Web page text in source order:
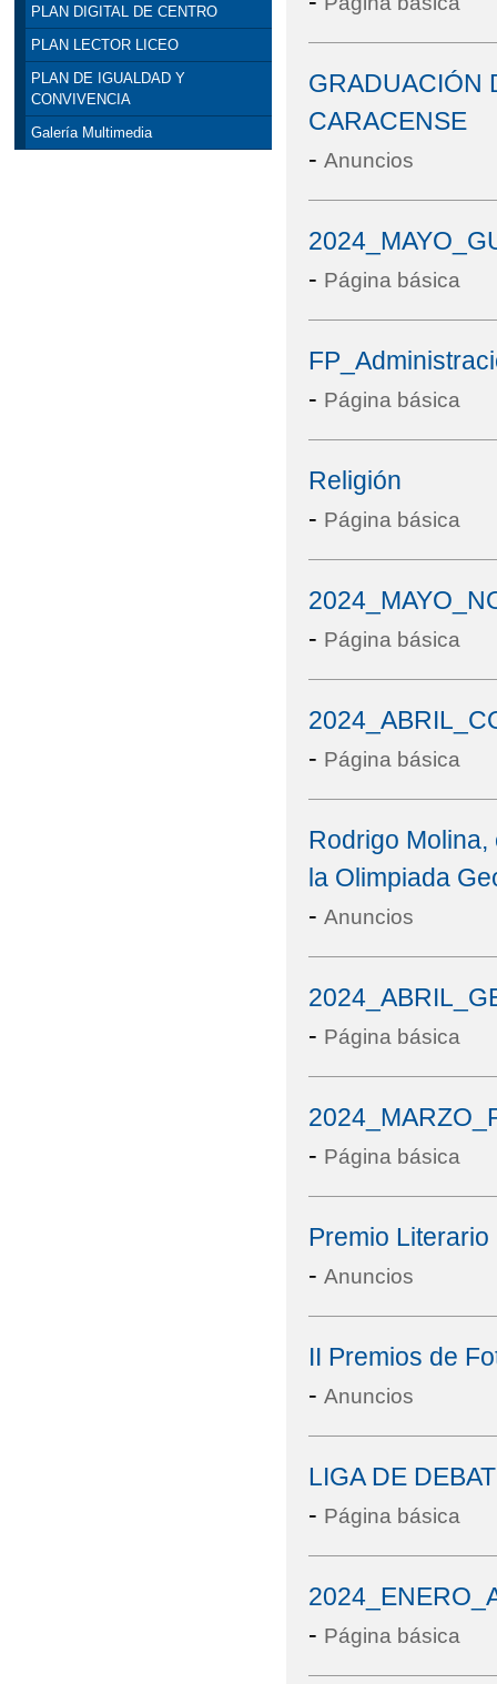
PLAN DIGITAL DE CENTRO
PLAN LECTOR LICEO
PLAN DE IGUALDAD Y
CONVIVENCIA
Galería Multimedia
GRADUACIÓN
CARACENSE
- Anuncios
- Página básica
- Página básica
Religión
- Página básica
- Página básica
- Página básica
Rodrigo
la Olimpiada
- Anuncios
- Página básica
- Página básica
Premio
- Anuncios
II Premios de
- Anuncios
LIGA DE
- Página básica
- Página básica